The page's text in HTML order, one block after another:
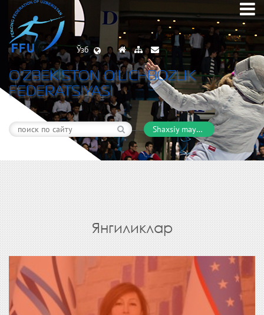
Ўзб
O’ZBEKISTON QILICHBOZLIK
FEDERATSIYASI
Shaxsiy maydon
Янгиликлар